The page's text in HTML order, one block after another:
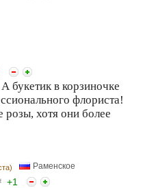
букетик в корзиночке
флориста!
хотя они более
Раменское
+1